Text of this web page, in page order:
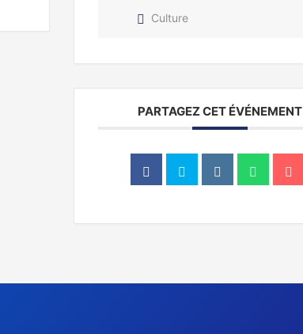
Culture
PARTAGEZ CET ÉVÉNEMENT